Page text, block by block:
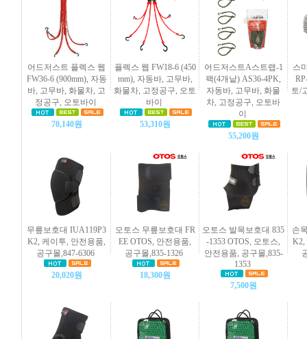
어드저스트 플렉스 웹
FW36-6 (900mm), 자동
바, 고무바, 화물차, 고
정공구, 오토바이
70,140원
플렉스 웹 FW18-6 (450
mm), 자동바, 고무바,
화물차, 고정공구, 오토
바이
53,310원
어드저스트A스트랩-1
팩(4개낱) AS36-4PK,
자동바, 고무바, 화물
차, 고정공구, 오토바
이
55,200원
스
토/
무릎보호대 IUA119P3
K2, 케이투, 안전용품,
공구몰,847-6306
20,020원
오토스 무릎보호대 FR
EE OTOS, 안전용품,
공구몰,835-1326
18,300원
오토스 발목보호대 835
-1353 OTOS, 오토스,
안전용품, 공구몰,835-
1353
7,500원
손
K2,